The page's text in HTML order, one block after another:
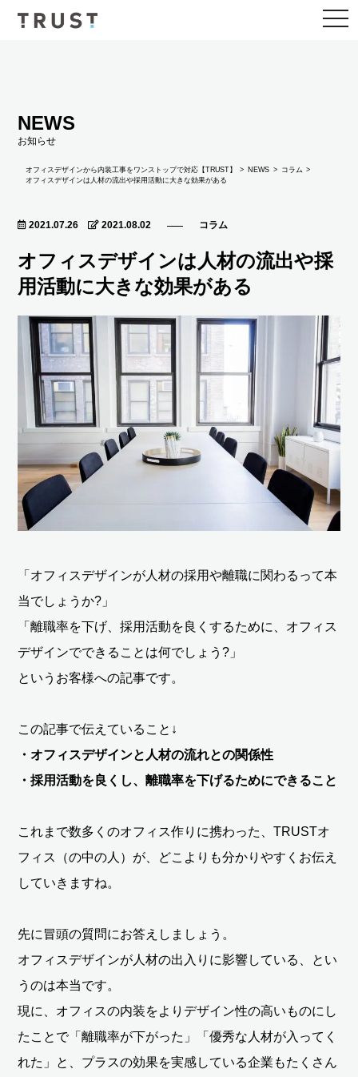
NEWS
お知らせ
オフィスデザインから内装工事をワンストップで対応【TRUST】 NEWS コラム
オフィスデザインは人材の流出や採用活動に大きな効果がある
2021.07.26 2021.08.02 コラム
オフィスデザインは人材の流出や採
用活動に大きな効果がある
「オフィスデザインが人材の採用や離職に関わるって本
当でしょうか?」
「離職率を下げ、採用活動を良くするために、オフィス
デザインでできることは何でしょう?」
というお客様への記事です。
この記事で伝えていること↓
・オフィスデザインと人材の流れとの関係性
・採用活動を良くし、離職率を下げるためにできること
これまで数多くのオフィス作りに携わった、TRUSTオ
フィス（の中の人）が、どこよりも分かりやすくお伝え
していきますね。
先に冒頭の質問にお答えしましょう。
オフィスデザインが人材の出入りに影響している、とい
うのは本当です。
現に、オフィスの内装をよりデザイン性の高いものにし
たことで「離職率が下がった」「優秀な人材が入ってく
れた」と、プラスの効果を実感している企業もたくさん